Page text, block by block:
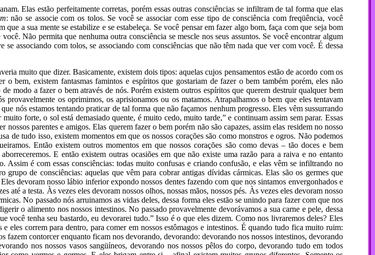
Elas estão perfeitamente corretas, porém essas outras consciências se infiltram de tal forma que elas
: não se associe com os tolos. Se você se associar com esse tipo de consciência com freqüência, você
que a sua mente se estabilize e se estabeleça. Se você pensar em fazer algo bom, faça com que seja bom
Não permita que nenhuma outra consciência se mescle nos seus assuntos. Se você encontrar algum
associando com tolos, se associando com consciências que não têm nada que ver com você. É dessa
muito que dizer. Basicamente, existem dois tipos: aquelas cujos pensamentos estão de acordo com os
o bem, existem fantasmas famintos e espíritos que gostariam de fazer o bem também porém, eles não
modo a fazer o bem através de nós. Porém existem outros espíritos que querem destruir qualquer bem
provavelmente os oprimimos, os aprisionamos ou os matamos. Atrapalhamos o bem que eles tentavam
nós estamos tentando praticar de tal forma que não façamos nenhum progresso. Eles vêm sussurrando
forte, o sol está demasiado quente, é muito cedo, muito tarde,” e continuam assim sem parar. Essas
parentes e amigos. Elas querem fazer o bem porém não são capazes, assim elas residem no nosso
de tudo isso, existem momentos em que os nossos corações são como monstros e ogros. Não podemos
Então existem outros momentos em que nossos corações são como devas – tão doces e bem
E então existem outras ocasiões em que não existe uma razão para a raiva e no entanto
é com essas consciências: todas muito confusas e criando confusão, e elas vêm se infiltrando no
de consciências: aquelas que vêm para cobrar antigas dívidas cármicas. Elas são os germes que
devoram nosso lábio inferior expondo nossos dentes fazendo com que nos sintamos envergonhados e
até a testa. Às vezes eles devoram nossos olhos, nossas mãos, nossos pés. Às vezes eles devoram nosso
No passado nós arruinamos as vidas deles, dessa forma eles estão se unindo para fazer com que nos
o alimento nos nossos intestinos. No passado provavelmente devorávamos a sua carne e pele, dessa
você tenha seu bastardo, eu devorarei tudo.” Isso é o que eles dizem. Como nos livraremos deles? Eles
eles correm para dentro, para comer em nossos estômagos e intestinos. É quando tudo fica muito ruim:
contorcer enquanto ficam nos devorando, devorando: devorando nos nossos intestinos, devorando
nos nossos vasos sangüíneos, devorando nos nossos pêlos do corpo, devorando tudo em todos